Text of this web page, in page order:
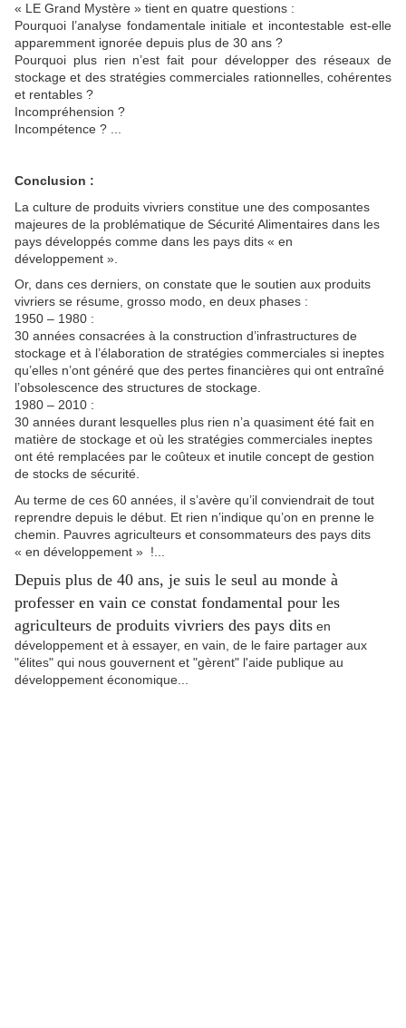
« LE Grand Mystère » tient en quatre questions :
Pourquoi l’analyse fondamentale initiale et incontestable est-elle
apparemment ignorée depuis plus de 30 ans ?
Pourquoi plus rien n’est fait pour développer des réseaux de
stockage et des stratégies commerciales rationnelles, cohérentes
et rentables ?
Incompréhension ?
Incompétence ? ...
Conclusion :
La culture de produits vivriers constitue une des composantes
majeures de la problématique de Sécurité Alimentaires dans les
pays développés comme dans les pays dits « en
développement ».
Or, dans ces derniers, on constate que le soutien aux produits
vivriers se résume, grosso modo, en deux phases :
1950 – 1980 :
30 années consacrées à la construction d’infrastructures de
stockage et à l’élaboration de stratégies commerciales si ineptes
qu’elles n’ont généré que des pertes financières qui ont entraîné
l’obsolescence des structures de stockage.
1980 – 2010 :
30 années durant lesquelles plus rien n’a quasiment été fait en
matière de stockage et où les stratégies commerciales ineptes
ont été remplacées par le coûteux et inutile concept de gestion
de stocks de sécurité.
Au terme de ces 60 années, il s’avère qu’il conviendrait de tout
reprendre depuis le début. Et rien n’indique qu’on en prenne le
chemin. Pauvres agriculteurs et consommateurs des pays dits
« en développement » !...
Depuis plus de 40 ans, je suis le seul au monde à
professer en vain ce constat fondamental pour les
agriculteurs de produits vivriers des pays dits en
développement et à essayer, en vain, de le faire partager aux
"élites" qui nous gouvernent et "gèrent" l'aide publique au
développement économique...